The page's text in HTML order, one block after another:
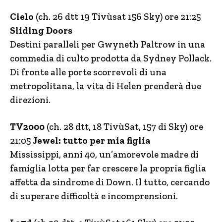
Cielo (ch. 26 dtt 19 Tivùsat 156 Sky) ore 21:25
Sliding Doors
Destini paralleli per Gwyneth Paltrow in una
commedia di culto prodotta da Sydney Pollack.
Di fronte alle porte scorrevoli di una
metropolitana, la vita di Helen prenderà due
direzioni.
TV2000 (ch. 28 dtt, 18 TivùSat, 157 di Sky) ore
21:05Jewel: tutto per mia figlia
Mississippi, anni 40, un’amorevole madre di
famiglia lotta per far crescere la propria figlia
affetta da sindrome di Down. Il tutto, cercando
di superare difficoltà e incomprensioni.